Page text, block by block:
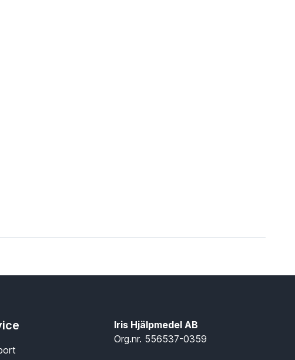
Iris Hjälpmedel AB
Org.nr. 556537-0359